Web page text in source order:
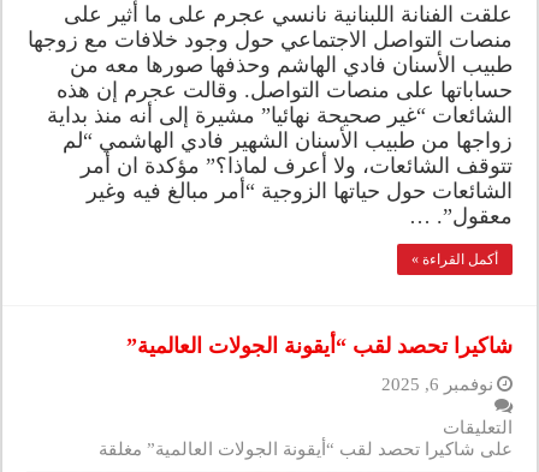
علقت الفنانة اللبنانية نانسي عجرم على ما أثير على
منصات التواصل الاجتماعي حول وجود خلافات مع زوجها
طبيب الأسنان فادي الهاشم وحذفها صورها معه من
حساباتها على منصات التواصل. وقالت عجرم إن هذه
الشائعات “غير صحيحة نهائيا” مشيرة إلى أنه منذ بداية
زواجها من طبيب الأسنان الشهير فادي الهاشمي “لم
تتوقف الشائعات، ولا أعرف لماذا؟” مؤكدة ان أمر
الشائعات حول حياتها الزوجية “أمر مبالغ فيه وغير
معقول”. …
أكمل القراءة »
شاكيرا تحصد لقب “أيقونة الجولات العالمية”
نوفمبر 6, 2025
التعليقات
على شاكيرا تحصد لقب “أيقونة الجولات العالمية” مغلقة